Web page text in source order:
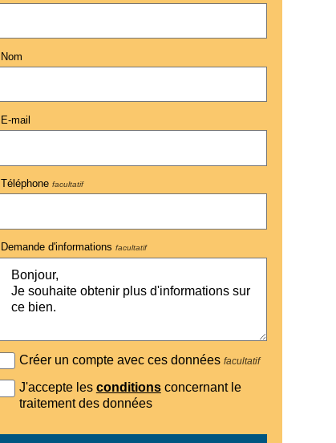
Nom
E-mail
Téléphonefacultatif
Demande d'informationsfacultatif
Créer un compte avec ces données facultatif
J'accepte les conditionsconcernant le
traitement des données